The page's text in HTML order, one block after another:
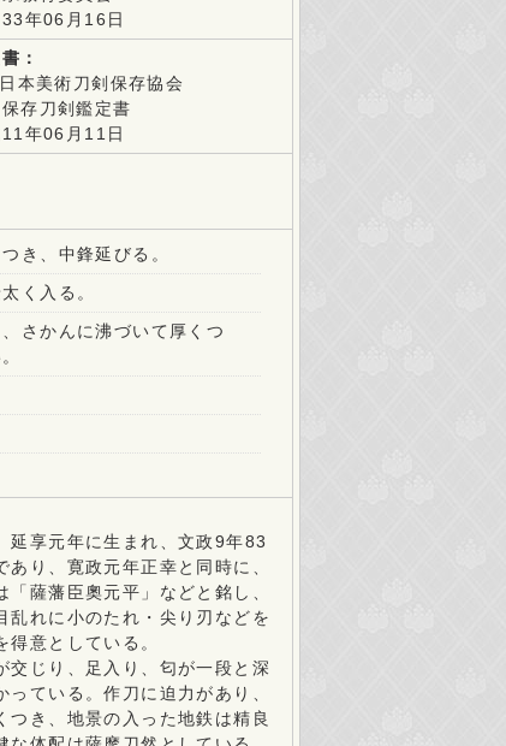
年06月16日
：
本美術刀剣保存協会
存刀剣鑑定書
年06月11日
き、中鋒延びる。
く入る。
さかんに沸づいて厚くつ
享元年に生まれ、文政9年83
り、寛政元年正幸と同時に、
薩藩臣奧元平」などと銘し、
乱れに小のたれ・尖り刃などを
意としている。
じり、足入り、匂が一段と深
ている。作刀に迫力があり、
き、地景の入った地鉄は精良